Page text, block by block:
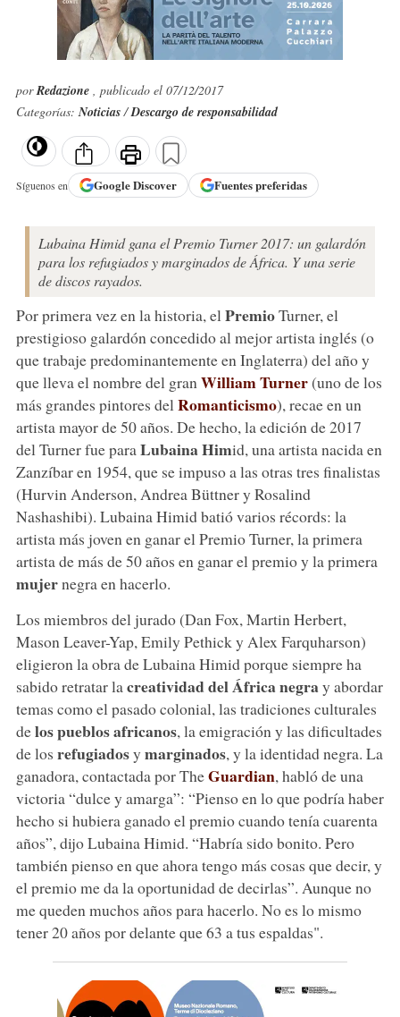
porRedazione , publicado el 07/12/2017
Categorías:Noticias/Descargo de responsabilidad
Síguenos en GoogleDiscover Fuentes preferidas
Lubaina Himid gana el Premio Turner 2017: un galardón
para los refugiados y marginados de África. Y una serie
de discos rayados.
Por primera vez en la historia, el PremioTurner, el
prestigioso galardón concedido al mejor artista inglés (o
que trabaje predominantemente en Inglaterra) del año y
que lleva el nombre del gran William Turner(uno de los
más grandes pintores del Romanticismo), recae en un
artista mayor de 50 años. De hecho, la edición de 2017
del Turner fue para Lubaina Himid, una artista nacida en
Zanzíbar en 1954, que se impuso a las otras tres finalistas
(Hurvin Anderson, Andrea Büttner y Rosalind
Nashashibi). Lubaina Himid batió varios récords: la
artista más joven en ganar el Premio Turner, la primera
artista de más de 50 años en ganar el premio y la primera
mujernegra en hacerlo.
Los miembros del jurado (Dan Fox, Martin Herbert,
Mason Leaver-Yap, Emily Pethick y Alex Farquharson)
eligieron la obra de Lubaina Himid porque siempre ha
sabido retratar la creatividad del África negray abordar
temas como el pasado colonial, las tradiciones culturales
delos pueblos africanos, la emigración y las dificultades
de los refugiadosy marginados, y la identidad negra. La
ganadora, contactada por TheGuardian, habló de una
victoria “dulce y amarga”: “Pienso en lo que podría haber
hecho si hubiera ganado el premio cuando tenía cuarenta
años”, dijo Lubaina Himid. “Habría sido bonito. Pero
también pienso en que ahora tengo más cosas que decir, y
el premio me da la oportunidad de decirlas”. Aunque no
me queden muchos años para hacerlo. No es lo mismo
tener 20 años por delante que 63 a tus espaldas".